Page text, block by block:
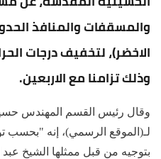
والمسقفات والمنافذ
الاخضر)، لتخفيف درجات
وذلك تزامنا مع الاربعين.
وقال رئيس القسم المهندس
لـ(الموقع الرسمي)، إنه "بحسب
بتوجيه من قبل ممثلها الشيخ عبد